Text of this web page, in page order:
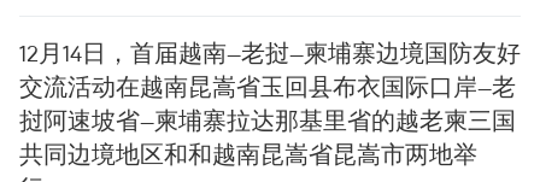
12月14日，首届越南—老挝—柬埔寨边境国防友好
交流活动在越南昆嵩省玉回县布衣国际口岸—老
挝阿速坡省—柬埔寨拉达那基里省的越老柬三国
共同边境地区和和越南昆嵩省昆嵩市两地举